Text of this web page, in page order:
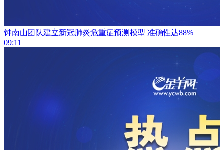
钟南山团队建立新冠肺炎危重症预测模型 准确性达88%
09:11